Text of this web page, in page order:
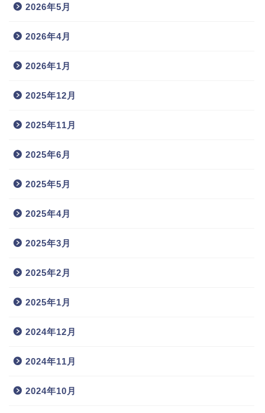
2026年5月
2026年4月
2026年1月
2025年12月
2025年11月
2025年6月
2025年5月
2025年4月
2025年3月
2025年2月
2025年1月
2024年12月
2024年11月
2024年10月